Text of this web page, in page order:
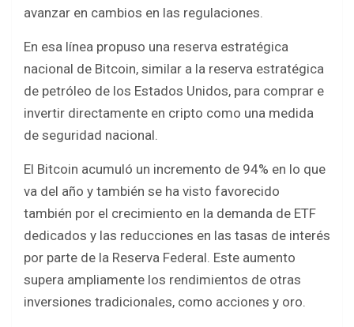
avanzar en cambios en las regulaciones.
En esa línea propuso una reserva estratégica
nacional de Bitcoin, similar a la reserva estratégica
de petróleo de los Estados Unidos, para comprar e
invertir directamente en cripto como una medida
de seguridad nacional.
El Bitcoin acumuló un incremento de 94% en lo que
va del año y también se ha visto favorecido
también por el crecimiento en la demanda de ETF
dedicados y las reducciones en las tasas de interés
por parte de la Reserva Federal. Este aumento
supera ampliamente los rendimientos de otras
inversiones tradicionales, como acciones y oro.